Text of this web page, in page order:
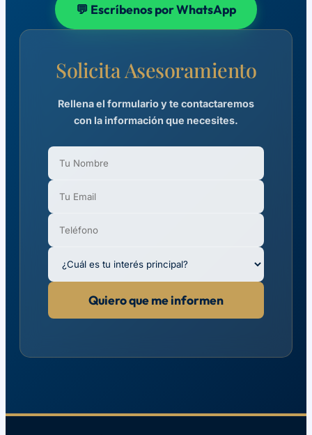
💬 Escríbenos por WhatsApp
Solicita Asesoramiento
Rellena el formulario y te contactaremos
con la información que necesites.
Quiero que me informen